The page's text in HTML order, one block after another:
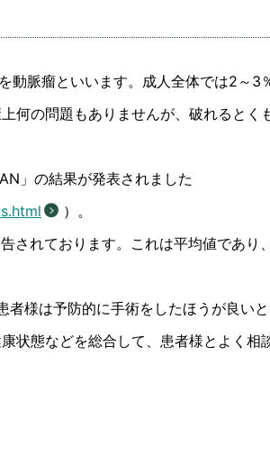
動脈瘤といいます。成人全体では2～3
何の問題もありませんが、破れるとく
」の結果が発表されました
）。
されております。これは平均値であり
様は予防的に手術をしたほうが良い
状態などを総合して、患者様とよく相